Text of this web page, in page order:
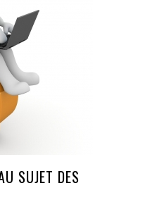
SUJET DES